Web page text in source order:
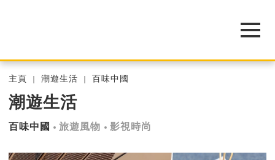
主頁 潮遊生活 百味中國
潮遊生活
百味中國 旅遊風物 影視時尚